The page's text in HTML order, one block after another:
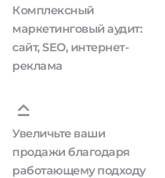
Комплексный
маркетинговый аудит:
сайт, SEO, интернет-
реклама
Увеличьте ваши
продажи благодаря
работающему подходу